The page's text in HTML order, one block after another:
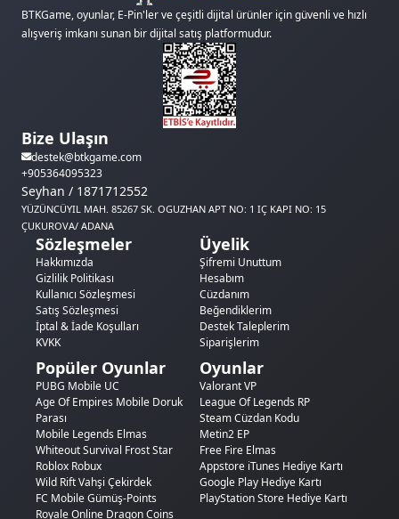
BTKGame, oyunlar, E-Pin'ler ve çeşitli dijital ürünler için güvenli ve hızlı
alışveriş imkanı sunan bir dijital satış platformudur.
Bize Ulaşın
destek@btkgame.com
+905364095323
Seyhan / 1871712552
YÜZÜNCÜYIL MAH. 85267 SK. OGUZHAN APT NO: 1 IÇ KAPI NO: 15
ÇUKUROVA/ ADANA
Sözleşmeler
Hakkımızda
Gizlilik Politikası
Kullanıcı Sözleşmesi
Satış Sözleşmesi
İptal & İade Koşulları
KVKK
Üyelik
Şifremi Unuttum
Hesabım
Cüzdanım
Beğendiklerim
Destek Taleplerim
Siparişlerim
Popüler Oyunlar
PUBG Mobile UC
Age Of Empires Mobile Doruk
Parası
Mobile Legends Elmas
Whiteout Survival Frost Star
Roblox Robux
Wild Rift Vahşi Çekirdek
FC Mobile Gümüş-Points
Royale Online Dragon Coins
Oyunlar
Valorant VP
League Of Legends RP
Steam Cüzdan Kodu
Metin2 EP
Free Fire Elmas
Appstore iTunes Hediye Kartı
Google Play Hediye Kartı
PlayStation Store Hediye Kartı